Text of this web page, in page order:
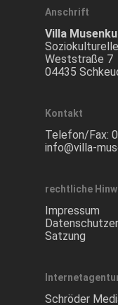
Anschrift
Villa
Weststraße 7
04435
Kontakt
Telefon/Fax:
info@villa-
rechtliche
Impressum
Satzung
Schröder